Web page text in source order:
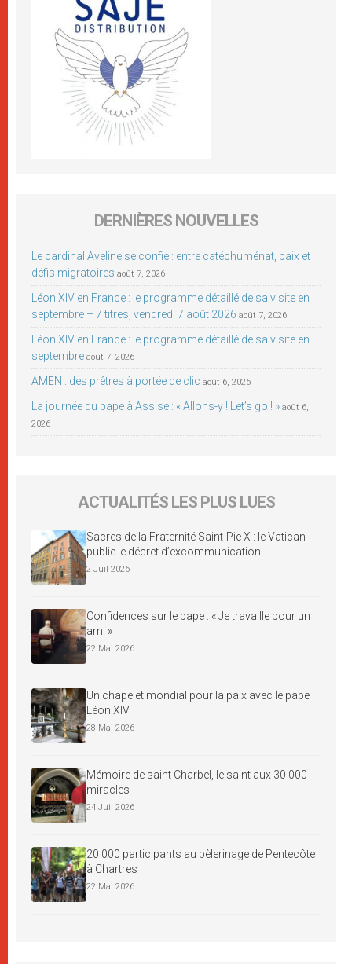
DERNIÈRES NOUVELLES
Le cardinal Aveline se confie : entre catéchuménat, paix et
défis migratoires août 7, 2026
Léon XIV en France : le programme détaillé de sa visite en
septembre – 7 titres, vendredi 7 août 2026 août 7, 2026
Léon XIV en France : le programme détaillé de sa visite en
septembre août 7, 2026
AMEN : des prêtres à portée de clic août 6, 2026
La journée du pape à Assise : « Allons-y ! Let’s go ! » août 6,
2026
ACTUALITÉS LES PLUS LUES
Sacres de la Fraternité Saint-Pie X : le Vatican
publie le décret d’excommunication
2 Juil 2026
Confidences sur le pape : « Je travaille pour un
ami »
22 Mai 2026
Un chapelet mondial pour la paix avec le pape
Léon XIV
28 Mai 2026
Mémoire de saint Charbel, le saint aux 30 000
miracles
24 Juil 2026
20 000 participants au pèlerinage de Pentecôte
à Chartres
22 Mai 2026